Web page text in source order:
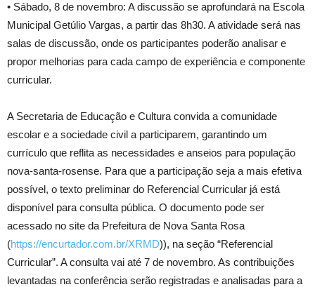
• Sábado, 8 de novembro: A discussão se aprofundará na Escola
Municipal Getúlio Vargas, a partir das 8h30. A atividade será nas
salas de discussão, onde os participantes poderão analisar e
propor melhorias para cada campo de experiência e componente
curricular.
A Secretaria de Educação e Cultura convida a comunidade
escolar e a sociedade civil a participarem, garantindo um
currículo que reflita as necessidades e anseios para população
nova-santa-rosense. Para que a participação seja a mais efetiva
possível, o texto preliminar do Referencial Curricular já está
disponível para consulta pública. O documento pode ser
acessado no site da Prefeitura de Nova Santa Rosa
(https://encurtador.com.br/XRMD)), na seção “Referencial
Curricular”. A consulta vai até 7 de novembro. As contribuições
levantadas na conferência serão registradas e analisadas para a